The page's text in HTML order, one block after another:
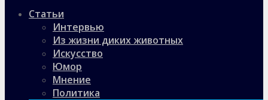
Статьи
Интервью
Из жизни диких животных
Искусство
Юмор
Мнение
Политика